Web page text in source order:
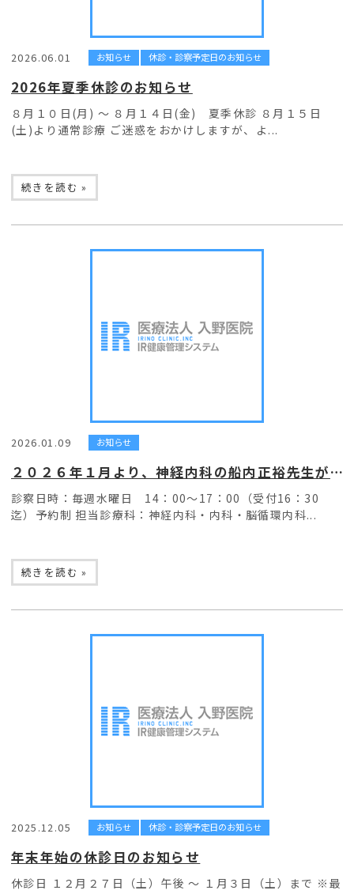
2026.06.01 お知らせ 休診・診察予定日のお知らせ
2026年夏季休診のお知らせ
８月１０日(月) ～ ８月１４日(金) 夏季休診 ８月１５日
(土)より通常診療 ご迷惑をおかけしますが、よ...
続きを読む »
2026.01.09 お知らせ
２０２６年１月より、神経内科の船内正裕先生が当院にて外来診療を開始します。
診察日時：毎週水曜日 14：00～17：00（受付16：30
迄）予約制 担当診療科：神経内科・内科・脳循環内科...
続きを読む »
2025.12.05 お知らせ 休診・診察予定日のお知らせ
年末年始の休診日のお知らせ
休診日 １２月２７日（土）午後 〜 １月３日（土）まで ※最